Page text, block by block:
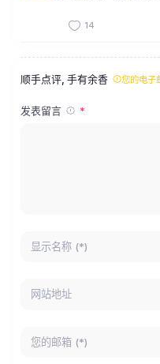
14
顺手点评, 手有余香 您的电子
发表留言